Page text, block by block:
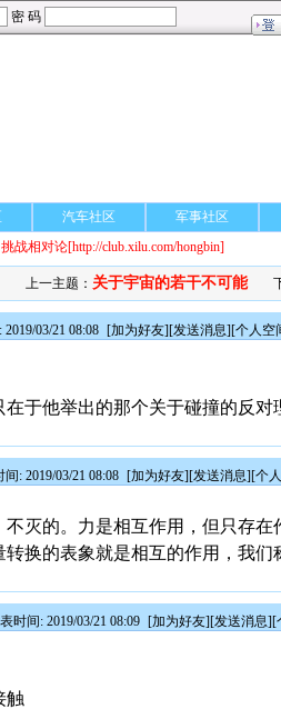
汽车社区
军事社区
挑战相对论[http://club.xilu.com/hongbin]
上一主题： 关于宇宙的若干不可能
03/21 08:08 [加为好友][发送消息][个人空
在于他举出的那个关于碰撞的反对
: 2019/03/21 08:08 [加为好友][发送消息][个
不灭的。力是相互作用，但只存
转换的表象就是相互的作用，我们
时间: 2019/03/21 08:09 [加为好友][发送消息][
触